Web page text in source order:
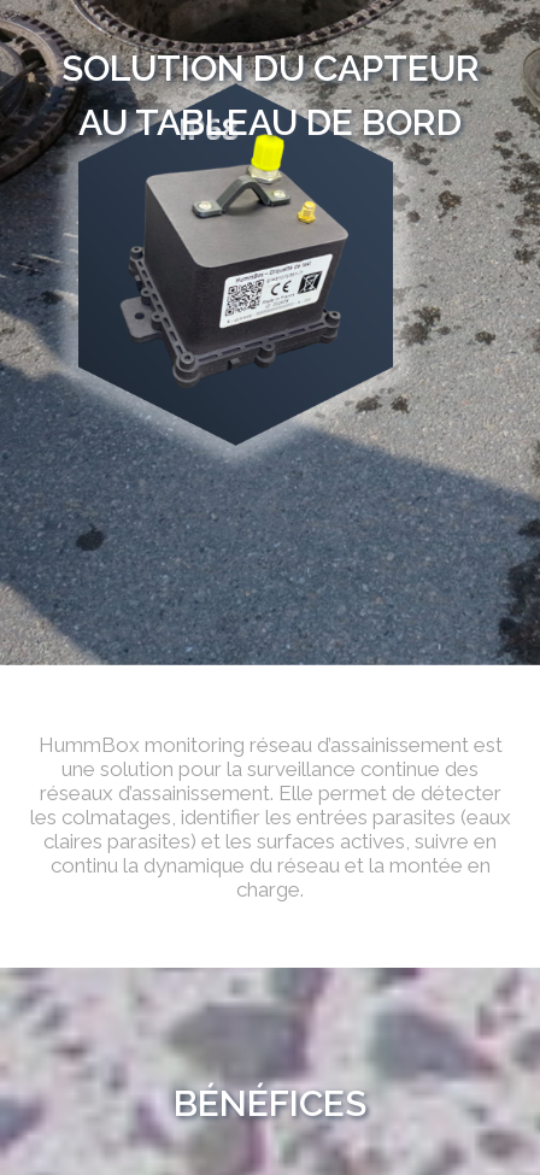
SOLUTION DU CAPTEUR
AU TABLEAU DE BORD
HummBox monitoring réseau d’assainissement est
une solution pour la surveillance continue des
réseaux d’assainissement. Elle permet de détecter
les colmatages, identifier les entrées parasites (eaux
claires parasites) et les surfaces actives, suivre en
continu la dynamique du réseau et la montée en
charge.
BÉNÉFICES